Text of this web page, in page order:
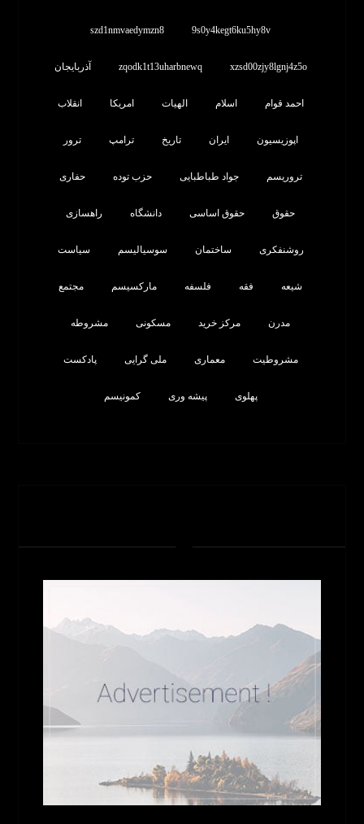
9s0y4kegt6ku5hy8v
szd1nmvaedymzn8
xzsd00zjy8lgnj4z5o
zqodk1t13uharbnewq آذربایجان
احمد قوام اسلام الهیات امریکا انقلاب
اپوزیسیون ایران تاریخ ترامپ ترور
تروریسم جواد طباطبایی حزب توده حفاری
حقوق حقوق اساسی دانشگاه راهسازی
روشنفکری ساختمان سوسیالیسم سیاست
شیعه فقه فلسفه مارکسیسم مجتمع
مدرن مرکز خرید مسکونی مشروطه
مشروطیت معماری ملی گرایی پادکست
پهلوی پیشه وری کمونیسم